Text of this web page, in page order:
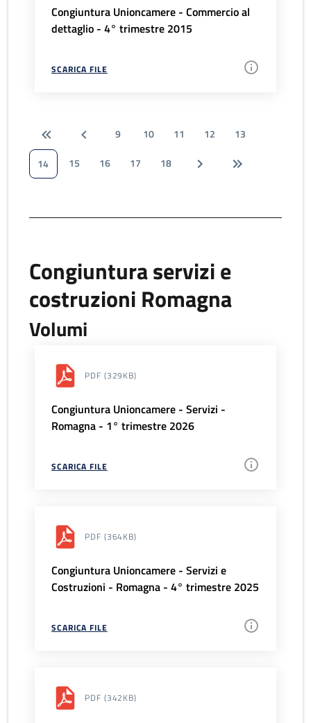
Congiuntura Unioncamere - Commercio al
dettaglio - 4° trimestre 2015
SCARICA FILE
9 10 11 12
13
14
15 16 17 18
Congiuntura servizi e
costruzioni Romagna
Volumi
PDF (329KB)
Congiuntura Unioncamere - Servizi -
Romagna - 1° trimestre 2026
SCARICA FILE
PDF (364KB)
Congiuntura Unioncamere - Servizi e
Costruzioni - Romagna - 4° trimestre 2025
SCARICA FILE
PDF (342KB)